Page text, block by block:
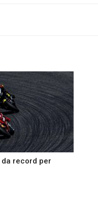
da record per